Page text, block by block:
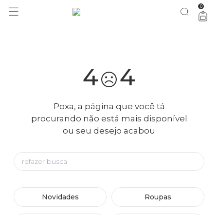
você merece 30% OFF pra comemorar com a gente aproveita! 0
4 4
Poxa, a página que você tá
procurando não está mais disponível
ou seu desejo acabou
Novidades Roupas